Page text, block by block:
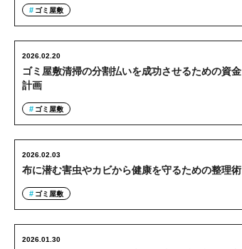
ゴミ屋敷
ゴミ屋敷清掃の分割払いを成功させるための資金
計画
2026.02.20
ゴミ屋敷
布に潜む害虫やカビから健康を守るための整理術
2026.02.03
ゴミ屋敷
2026.01.30